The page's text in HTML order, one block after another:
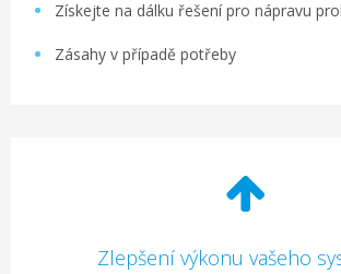
Získejte na dálku řešení pro nápravu
Zásahy v případě potřeby
Zlepšení výkonu vašeho